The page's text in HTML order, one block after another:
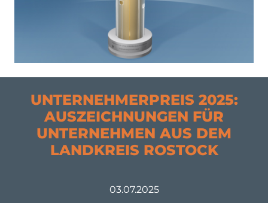
UNTERNEHMERPREIS 2025:
AUSZEICHNUNGEN FÜR
UNTERNEHMEN AUS DEM
LANDKREIS ROSTOCK
03.07.2025